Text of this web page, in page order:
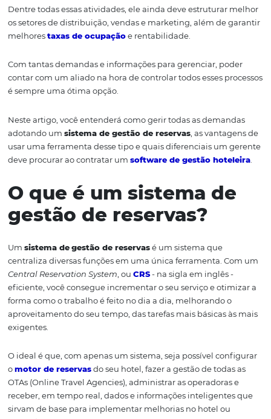
Neste contexto, o papel do gerente nosetor hoteleiro
mais eficaz — para cada um desses problemas.
os setores de distribuição, vendas e marketing, além de
melhorestaxas de ocupaçãoe rentabilidade.
Com tantas demandas e informações para gerenciar,
contar com um aliado na hora de controlar todos esses
é sempre uma ótima opção.
adotando umsistema de gestão de reservas
usar uma ferramenta desse tipo e quais diferenciais um
deve procurar ao contratar umsoftware de gestão
O que é um sistema
Um sistema de gestão de reservasé um sistema que
centraliza diversas funções em uma única ferramenta.
Central Reservation System, ouCRS- na sigla em inglês